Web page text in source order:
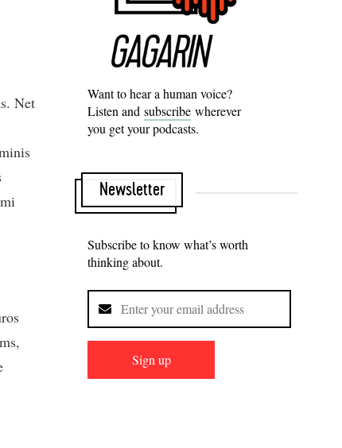
Net
Want to hear a human voice?
Listen and subscribe wherever
you get your podcasts.
Newsletter
Subscribe to know what’s worth
thinking about.
Sign up